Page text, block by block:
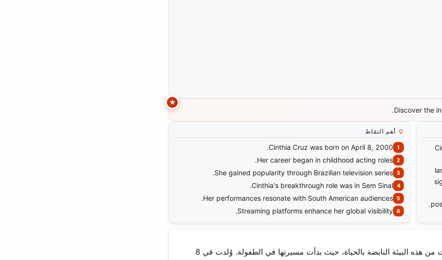
Discover the
أهم النقاط
Cinthia Cruz was born on April 8, 2000.
Her career began in childhood acting roles.
She gained popularity through Brazilian television series.
Cinthia's breakthrough role was in Sem Sinal.
Her performances resonate with South American audiences.
Streaming platforms enhance her global visibility.
برزت من هذه البيئة النابضة بالحياة، حيث بدأت مسيرتها في الطفولة. وُلدت في 8